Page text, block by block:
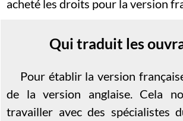
acheté les droits pour la version
Qui traduit les
Pour établir la version
de la version anglaise. Cela
travailler avec des spécialistes